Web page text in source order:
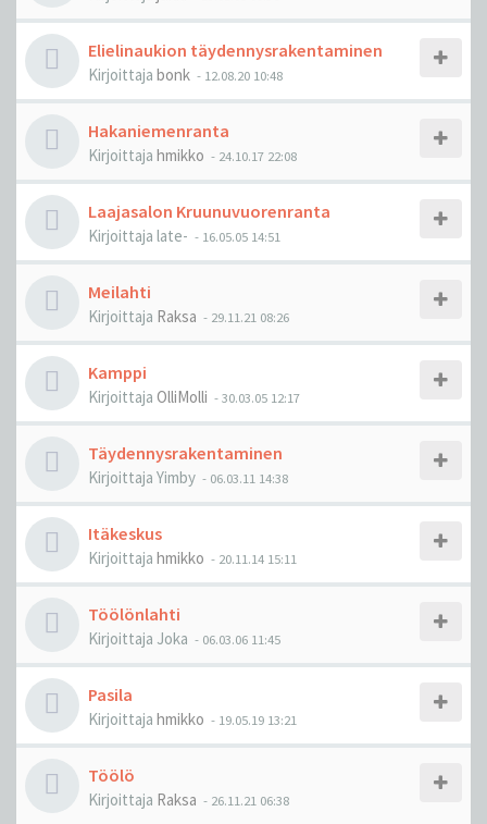
Elielinaukion täydennysrakentaminen
Kirjoittaja bonk - 12.08.20 10:48
Hakaniemenranta
Kirjoittaja hmikko - 24.10.17 22:08
Laajasalon Kruunuvuorenranta
Kirjoittaja late- - 16.05.05 14:51
Meilahti
Kirjoittaja Raksa - 29.11.21 08:26
Kamppi
Kirjoittaja OlliMolli -30.03.05 12:17
Täydennysrakentaminen
Kirjoittaja Yimby - 06.03.11 14:38
Itäkeskus
Kirjoittaja hmikko - 20.11.14 15:11
Töölönlahti
Kirjoittaja Joka - 06.03.06 11:45
Pasila
Kirjoittaja hmikko - 19.05.19 13:21
Töölö
Kirjoittaja Raksa - 26.11.21 06:38